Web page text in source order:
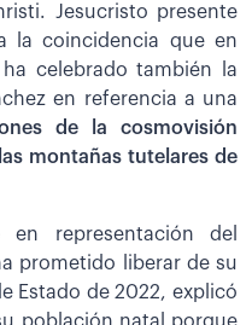
Jesucristo presente
coincidencia que en
celebrado también la
en referencia a una
de la cosmovisión
montañas tutelares de
representación del
prometido liberar de su
Estado de 2022, explicó
población natal porque